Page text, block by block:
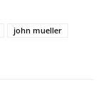
john mueller